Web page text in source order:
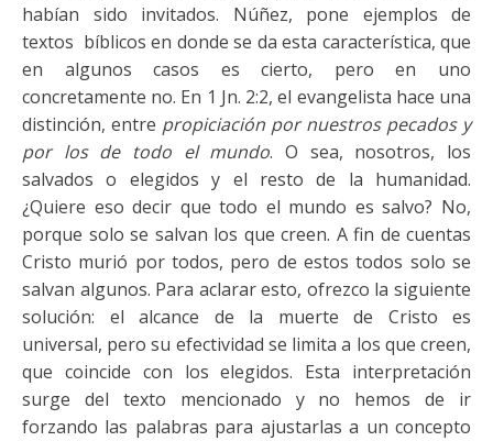
habían sido invitados. Núñez, pone ejemplos de
textos bíblicos en donde se da esta característica, que
en algunos casos es cierto, pero en uno
concretamente no. En 1 Jn. 2:2, el evangelista hace una
distinción, entre propiciación por nuestros pecados y
por los de todo el mundo. O sea, nosotros, los
salvados o elegidos y el resto de la humanidad.
¿Quiere eso decir que todo el mundo es salvo? No,
porque solo se salvan los que creen. A fin de cuentas
Cristo murió por todos, pero de estos todos solo se
salvan algunos. Para aclarar esto, ofrezco la siguiente
solución: el alcance de la muerte de Cristo es
universal, pero su efectividad se limita a los que creen,
que coincide con los elegidos. Esta interpretación
surge del texto mencionado y no hemos de ir
forzando las palabras para ajustarlas a un concepto